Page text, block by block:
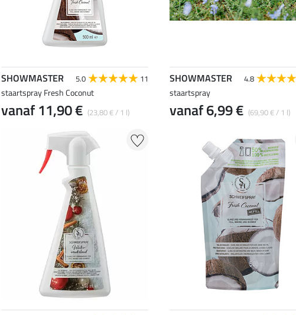
SHOWMASTER 5.0 11
staartspray Fresh Coconut
vanaf 11,90 € (23,80 € / 1 l)
SHOWMASTER 4.8
staartspray
vanaf 6,99 € (69,90 € / 1 l)